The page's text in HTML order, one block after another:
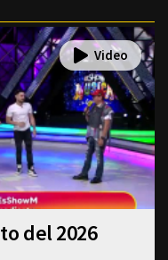
del 2026